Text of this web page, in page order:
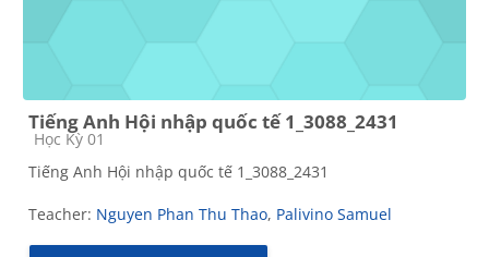
Tiếng Anh Hội nhập quốc tế 1_3088_2431
Course category
Học Kỳ 01
Tiếng Anh Hội nhập quốc tế 1_3088_2431
Teacher: Nguyen Phan Thu Thao, Palivino Samuel